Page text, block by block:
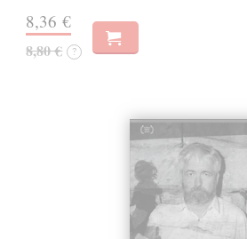
8,36 €
8,80 € ?